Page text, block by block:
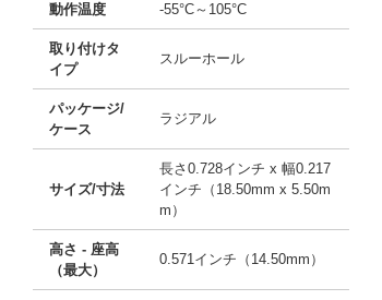
動作温度 -55°C～105°C
取り付けタ
イプ
スルーホール
パッケージ/
ケース
ラジアル
サイズ/寸法
長さ0.728インチ x 幅0.217
インチ（18.50mm x 5.50m
m）
高さ - 座高
（最大）
0.571インチ（14.50mm）